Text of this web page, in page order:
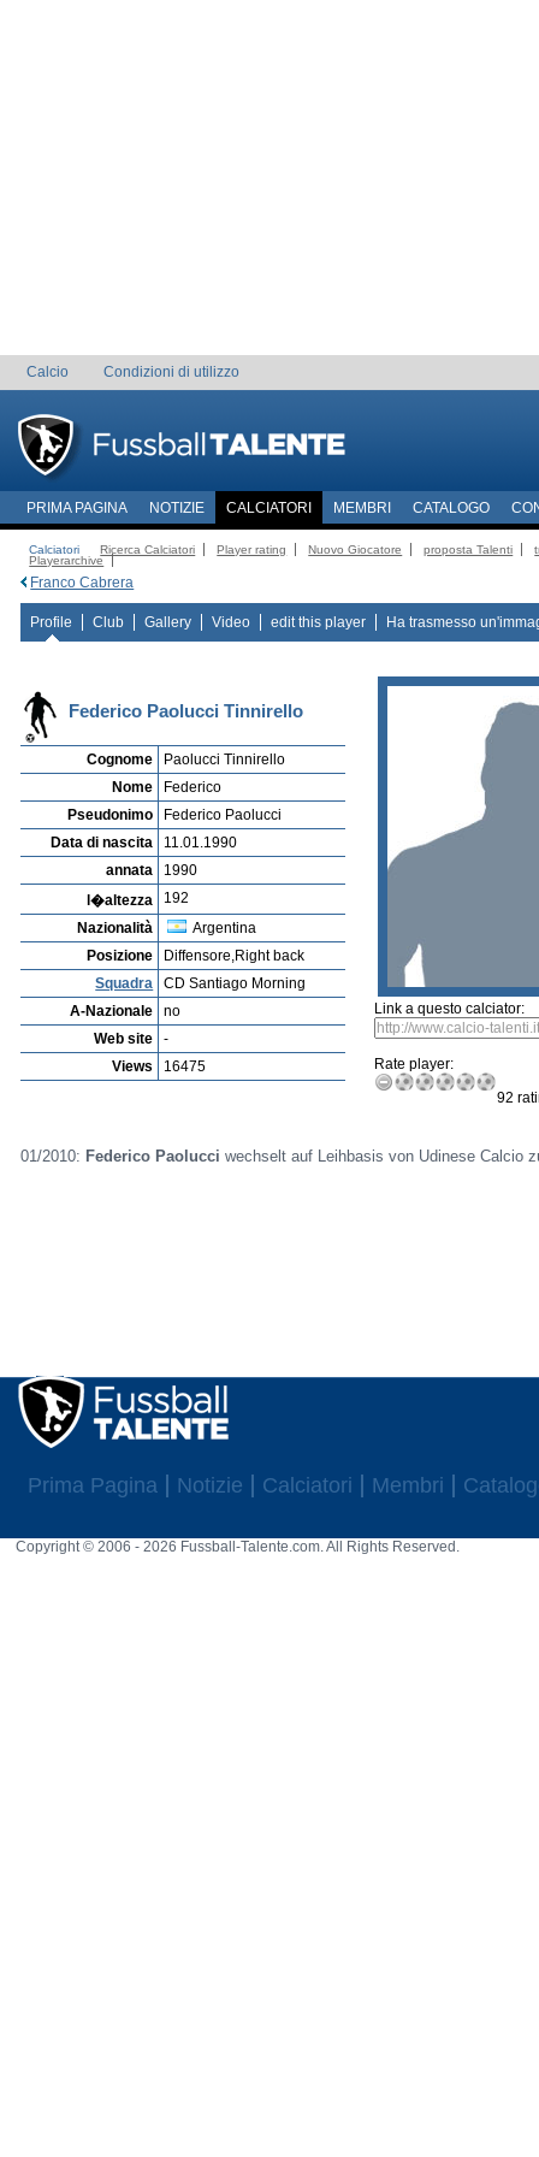
Calcio Condizioni di utilizzo
PRIMA PAGINA NOTIZIE CALCIATORI MEMBRI CATALOGO
Calciatori Ricerca Calciatori Player rating Nuovo Giocatore proposta Talenti
Playerarchive
Franco Cabrera
Profile Club Gallery Video edit this player Ha trasmesso
Federico Paolucci Tinnirello
Cognome
Paolucci Tinnirello
Nome
Federico
Pseudonimo
Federico Paolucci
Data di nascita
11.01.1990
annata
1990
l�altezza
192
Nazionalità
Argentina
Posizione
Diffensore,Right back
Squadra
CD Santiago Morning
A-Nazionale
no
Web site
-
Views
16475
Link a questo calciator:
Rate player:
92
01/2010: Federico Paolucciwechselt auf Leihbasis von Udinese Calcio
Prima Pagina Notizie Calciatori Membri
Copyright © 2006 - 2026 Fussball-Talente.com. All Rights Reserved.